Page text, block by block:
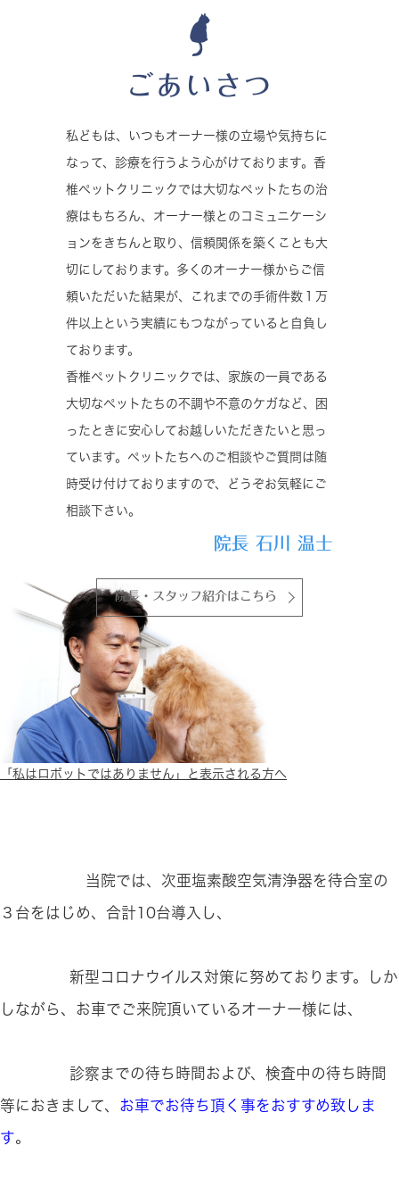
ごあいさつ
私どもは、いつもオーナー様の立場や気持ちに
なって、診療を行うよう心がけております。香
椎ペットクリニックでは大切なペットたちの治
療はもちろん、オーナー様とのコミュニケーシ
ョンをきちんと取り、信頼関係を築くことも大
切にしております。多くのオーナー様からご信
頼いただいた結果が、これまでの手術件数１万
件以上という実績にもつながっていると自負し
ております。
香椎ペットクリニックでは、家族の一員である
大切なペットたちの不調や不意のケガなど、困
ったときに安心してお越しいただきたいと思っ
ています。ペットたちへのご相談やご質問は随
時受け付けておりますので、どうぞお気軽にご
相談下さい。
院長 石川 温士
院長・スタッフ紹介はこちら
「私はロボットではありません」と表示される方へ
当院では、次亜塩素酸空気清浄器を待合室の
３台をはじめ、合計10台導入し、
新型コロナウイルス対策に努めております。しか
しながら、お車でご来院頂いているオーナー様には、
診察までの待ち時間および、検査中の待ち時間
等におきまして、 お車でお待ち頂く事をおすすめ致しま
す。